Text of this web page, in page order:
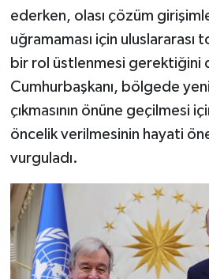
ederken, olası çözüm
uğramaması için uluslararası
bir rol üstlenmesi gerektiğini
Cumhurbaşkanı, bölgede
çıkmasının önüne geçilmesi
öncelik verilmesinin hayati
vurguladı.